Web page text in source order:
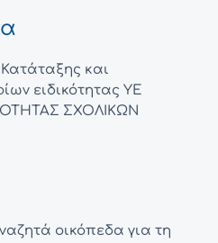
και
ειδικότητας ΥΕ
ΣΧΟΛΙΚΩΝ
οικόπεδα για τη